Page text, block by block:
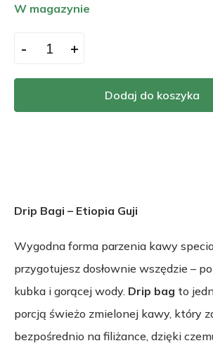
W magazynie
Dodaj do koszyka
- +
Drip Bagi – Etiopia Guji
Wygodna forma parzenia kawy
przygotujesz dosłownie wszędzie –
kubka i gorącej wody. Drip bag to
porcją świeżo zmielonej kawy, który
bezpośrednio na filiżance, dzięki